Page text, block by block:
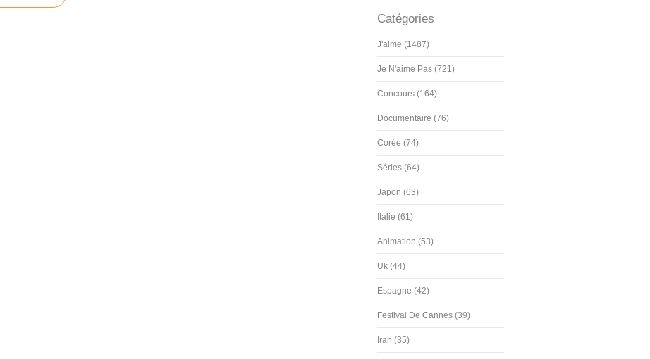
Catégories
J'aime (1487)
Je N'aime Pas (721)
Concours (164)
Documentaire (76)
Corée (74)
Séries (64)
Japon (63)
Italie (61)
Animation (53)
Uk (44)
Espagne (42)
Festival De Cannes (39)
Iran (35)